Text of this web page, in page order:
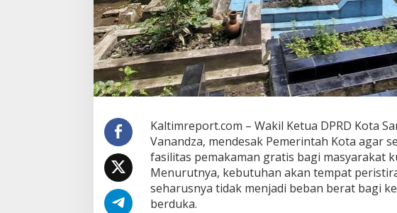
a
D
e
s
a
k
P
e
k
o
t
S
e
i
Kaltimreport.com – Wakil Ketua DPRD Kota
Vanandza, mendesak Pemerintah Kota agar
fasilitas pemakaman gratis bagi masyarakat
Menurutnya, kebutuhan akan tempat
seharusnya tidak menjadi beban berat bagi
berduka.